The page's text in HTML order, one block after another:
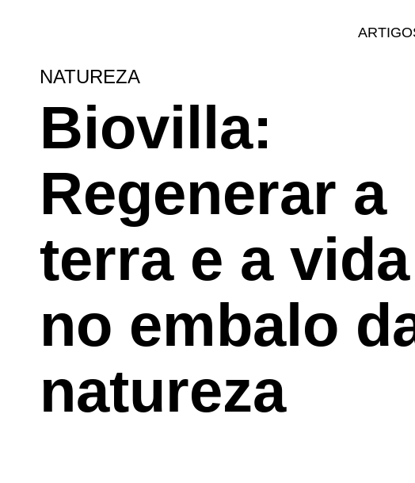
NATUREZA
Biovilla:
Regenerar a
terra e a vida
no embalo
natureza